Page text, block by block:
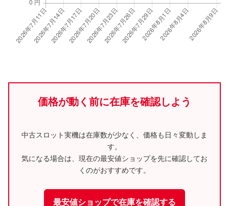
価格が動く前に在庫を確認しよう
中古スロット実機は在庫数が少なく、価格も日々変動しま
す。
気になる場合は、現在の最安値ショップを先に確認してお
くのがおすすめです。
最安値ショップで在庫を確認する